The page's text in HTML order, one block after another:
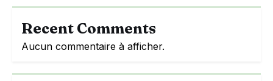
Recent Comments
Aucun commentaire à afficher.